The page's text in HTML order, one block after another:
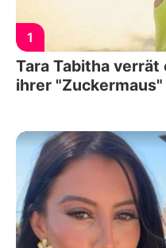
1
Tara Tabitha verrät
ihrer "Zuckermaus"